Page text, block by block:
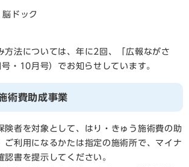
ドック
方法については、年に2回、「広報ながさ
・10月号）でお知らせしています。
術費助成事業
険者を対象として、はり・きゅう施術費の助
ご利用になるかたは指定の施術所で、マイナ
認書を提示してください。